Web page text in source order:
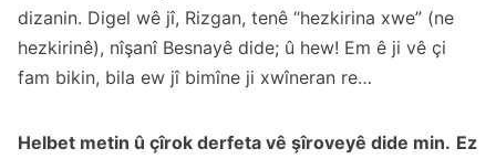
dizanin. Digel wê jî, Rizgan, tenê “hezkirina xwe” (ne
hezkirinê), nîşanî Besnayê dide; û hew! Em ê ji vê çi
fam bikin, bila ew jî bimîne ji xwîneran re…
Helbet metin û çîrok derfeta vê şîroveyê dide min. Ez